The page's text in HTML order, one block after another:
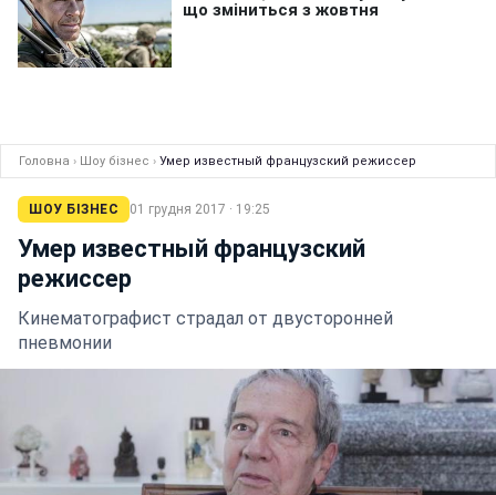
Головна › Шоу бізнес › Умер известный французский режиссер
ШОУ БІЗНЕС 01 грудня 2017 · 19:25
Умер известный французский
режиссер
Кинематографист страдал от двусторонней
пневмонии